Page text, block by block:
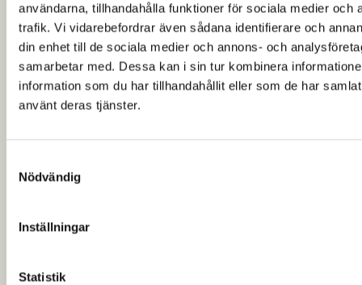
användarna, tillhandahålla funktioner för sociala medier och
trafik. Vi vidarebefordrar även sådana identifierare och
din enhet till de sociala medier och annons- och
samarbetar med. Dessa kan i sin tur kombinera
information som du har tillhandahållit eller som de har
använt deras tjänster.
Nödvändig
Inställningar
Statistik